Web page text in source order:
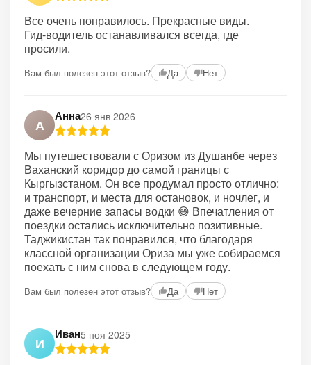
Все очень понравилось. Прекрасные виды.
Гид-водитель останавливался всегда, где
просили.
Вам был полезен этот отзыв? Да Нет
А
Анна26 янв 2026
Мы путешествовали с Оризом из Душанбе через
Ваханский коридор до самой границы с
Кыргызстаном. Он все продумал просто отлично:
и транспорт, и места для остановок, и ночлег, и
даже вечерние запасы водки 😄 Впечатления от
поездки остались исключительно позитивные.
Таджикистан так понравился, что благодаря
классной организации Ориза мы уже собираемся
поехать с ним снова в следующем году.
Вам был полезен этот отзыв? Да Нет
И
Иван5 ноя 2025